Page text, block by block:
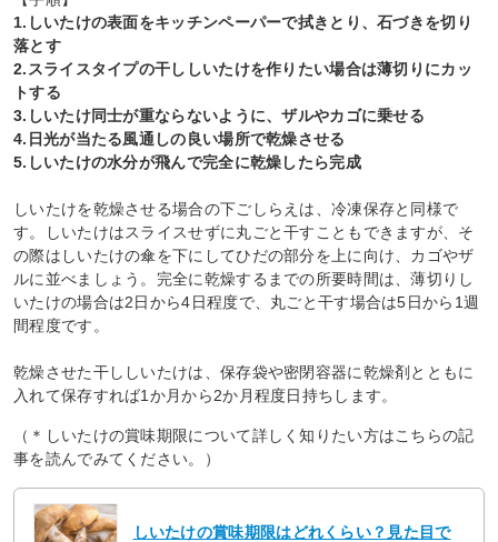
1.しいたけの表面をキッチンペーパーで拭きとり、石づきを切り
落とす
2.スライスタイプの干ししいたけを作りたい場合は薄切りにカッ
トする
3.しいたけ同士が重ならないように、ザルやカゴに乗せる
4.日光が当たる風通しの良い場所で乾燥させる
5.しいたけの水分が飛んで完全に乾燥したら完成
しいたけを乾燥させる場合の下ごしらえは、冷凍保存と同様で
す。しいたけはスライスせずに丸ごと干すこともできますが、そ
の際はしいたけの傘を下にしてひだの部分を上に向け、カゴやザ
ルに並べましょう。完全に乾燥するまでの所要時間は、薄切りし
いたけの場合は2日から4日程度で、丸ごと干す場合は5日から1週
間程度です。
乾燥させた干ししいたけは、保存袋や密閉容器に乾燥剤とともに
入れて保存すれば1か月から2か月程度日持ちします。
（＊しいたけの賞味期限について詳しく知りたい方はこちらの記
事を読んでみてください。）
しいたけの賞味期限はどれくらい？見た目で